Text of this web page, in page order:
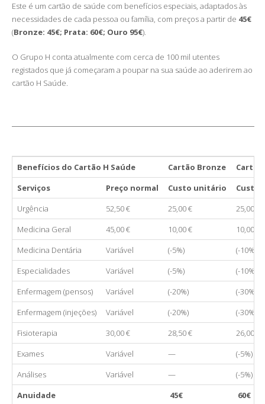
Este é um cartão de saúde com benefícios especiais, adaptados às
necessidades de cada pessoa ou família, com preços a partir de 45€
(Bronze: 45€; Prata: 60€; Ouro 95€).
O Grupo H conta atualmente com cerca de 100 mil utentes
registados que já começaram a poupar na sua saúde ao aderirem ao
cartão H Saúde.
Benefícios do Cartão H Saúde Cartão Bronze
Serviços
Preço normal Custo unitário
Custo
Urgência
52,50 € 25,00 €
25,00 €
Medicina Geral
45,00 € 10,00 €
10,00 €
Medicina Dentária
Variável (-5%)
(-10%)
Especialidades
Variável (-5%)
(-10%)
Enfermagem (pensos)
Variável (-20%)
(-30%)
Enfermagem (injeções)
Variável (-20%)
(-30%)
Fisioterapia
30,00 € 28,50 €
26,00 €
Exames
Variável —
(-5%)
Análises
Variável —
(-5%)
Anuidade
45€ 60€